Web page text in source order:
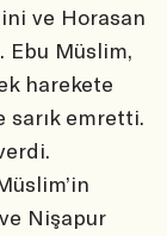
ve Horasan
Ebu Müslim,
harekete
sarık emretti.
Nişapur